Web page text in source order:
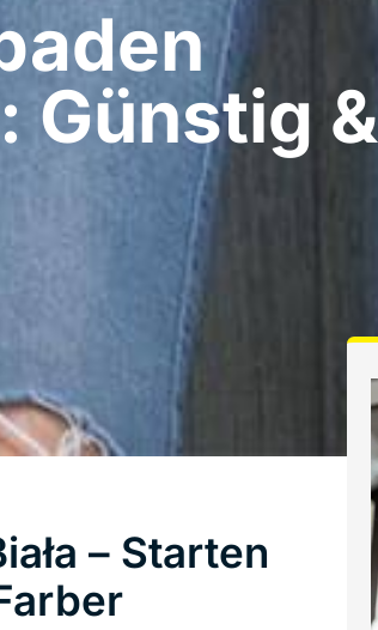
Günstig &
– Starten